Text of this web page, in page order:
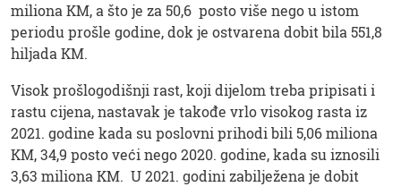
miliona KM, a što je za 50,6 posto više nego u istom
periodu prošle godine, dok je ostvarena dobit bila 551,8
hiljada KM.
Visok prošlogodišnji rast, koji dijelom treba pripisati i
rastu cijena, nastavak je takođe vrlo visokog rasta iz
2021. godine kada su poslovni prihodi bili 5,06 miliona
KM, 34,9 posto veći nego 2020. godine, kada su iznosili
3,63 miliona KM. U 2021. godini zabilježena je dobit